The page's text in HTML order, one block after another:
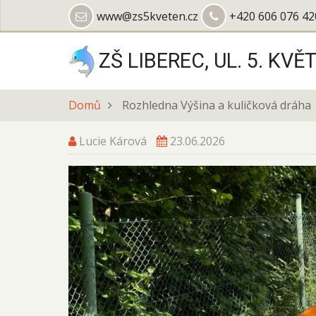
www@zs5kveten.cz +420 606 076
ZŠ LIBEREC, UL. 5.
Domů Rozhledna Výšina a kuličková dráha
Lucie Kárová 23.06.2026